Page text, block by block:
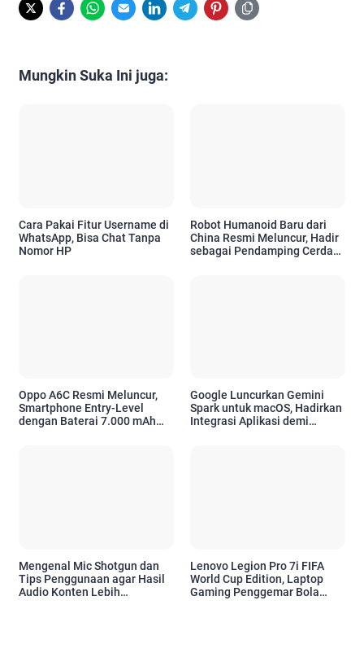
Mungkin Suka Ini juga:
Cara Pakai Fitur Username di
WhatsApp, Bisa Chat Tanpa
Nomor HP
Robot Humanoid Baru dari
China Resmi Meluncur, Hadir
sebagai Pendamping Cerdas
Oppo A6C Resmi Meluncur,
Smartphone Entry-Level
dengan Baterai 7.000 mAh
Google Luncurkan Gemini
Spark untuk macOS, Hadirkan
Integrasi Aplikasi demi
Mengenal Mic Shotgun dan
Tips Penggunaan agar Hasil
Audio Konten Lebih
Lenovo Legion Pro 7i FIFA
World Cup Edition, Laptop
Gaming Penggemar Bola